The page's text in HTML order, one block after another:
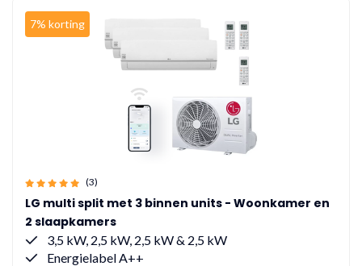
7% korting
(3)
LG multi split met 3 binnen units - Woonkamer en
2 slaapkamers
3,5 kW, 2,5 kW, 2,5 kW & 2,5 kW
Energielabel A++